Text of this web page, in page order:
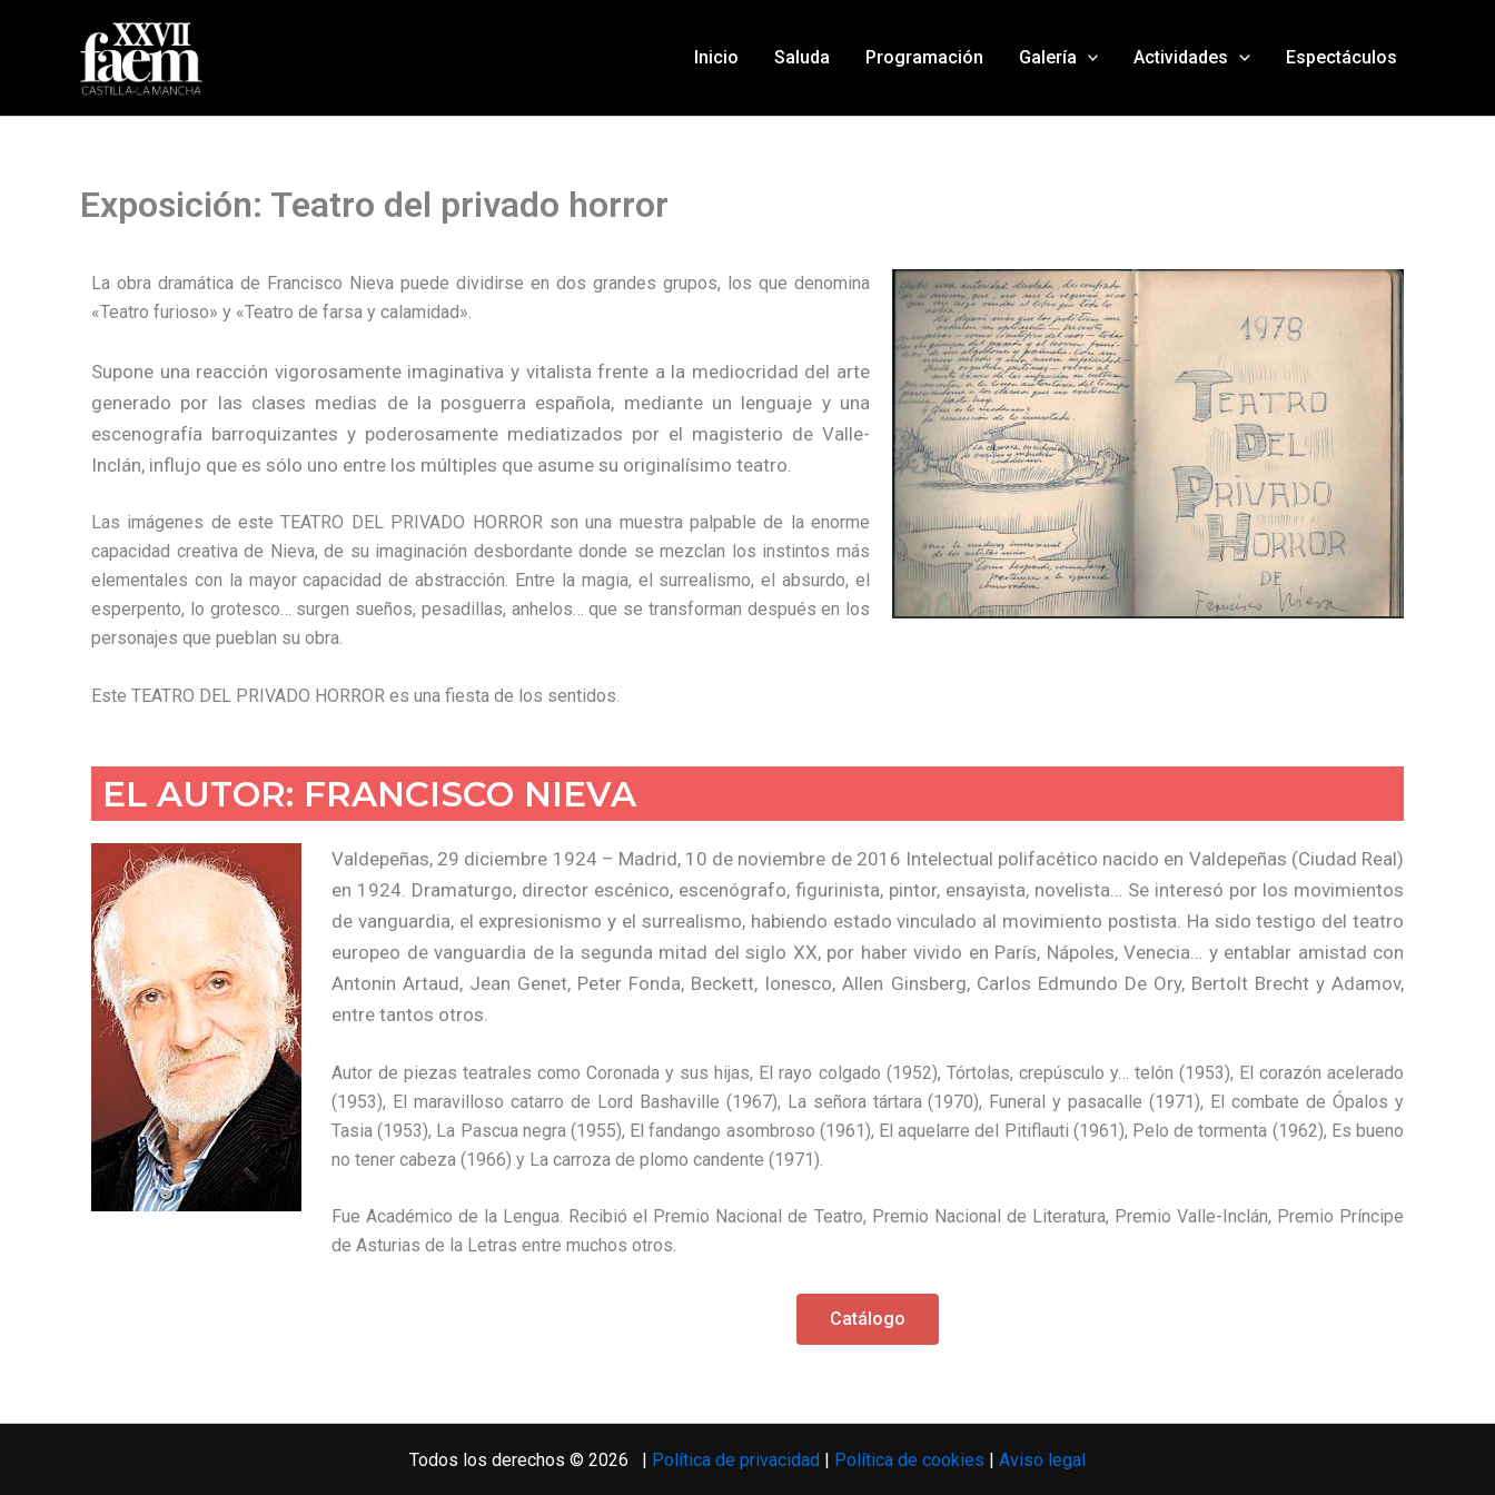
Inicio Saluda Programación Galería Actividades Espectáculos
Exposición: Teatro del privado horror
La obra dramática de Francisco Nieva puede dividirse en dos grandes grupos, los que denomina
«Teatro furioso» y «Teatro de farsa y calamidad».
Supone una reacción vigorosamente imaginativa y vitalista frente a la mediocridad del arte
generado por las clases medias de la posguerra española, mediante un lenguaje y una
escenografía barroquizantes y poderosamente mediatizados por el magisterio de Valle-
Inclán, influjo que es sólo uno entre los múltiples que asume su originalísimo teatro.
Las imágenes de este TEATRO DEL PRIVADO HORROR son una muestra palpable de la enorme
capacidad creativa de Nieva, de su imaginación desbordante donde se mezclan los instintos más
elementales con la mayor capacidad de abstracción. Entre la magia, el surrealismo, el absurdo, el
esperpento, lo grotesco… surgen sueños, pesadillas, anhelos… que se transforman después en los
personajes que pueblan su obra.
Este TEATRO DEL PRIVADO HORROR es una fiesta de los sentidos.
EL AUTOR: FRANCISCO NIEVA
Valdepeñas, 29 diciembre 1924 – Madrid, 10 de noviembre de 2016 Intelectual polifacético nacido en Valdepeñas (Ciudad Real)
en 1924. Dramaturgo, director escénico, escenógrafo, figurinista, pintor, ensayista, novelista… Se interesó por los movimientos
de vanguardia, el expresionismo y el surrealismo, habiendo estado vinculado al movimiento postista. Ha sido testigo del teatro
europeo de vanguardia de la segunda mitad del siglo XX, por haber vivido en París, Nápoles, Venecia… y entablar amistad con
Antonin Artaud, Jean Genet, Peter Fonda, Beckett, Ionesco, Allen Ginsberg, Carlos Edmundo De Ory, Bertolt Brecht y Adamov,
entre tantos otros.
Autor de piezas teatrales como Coronada y sus hijas, El rayo colgado (1952), Tórtolas, crepúsculo y… telón (1953), El corazón acelerado
(1953), El maravilloso catarro de Lord Bashaville (1967), La señora tártara (1970), Funeral y pasacalle (1971), El combate de Ópalos y
Tasia (1953), La Pascua negra (1955), El fandango asombroso (1961), El aquelarre del Pitiflauti (1961), Pelo de tormenta (1962), Es bueno
no tener cabeza (1966) y La carroza de plomo candente (1971).
Fue Académico de la Lengua. Recibió el Premio Nacional de Teatro, Premio Nacional de Literatura, Premio Valle-Inclán, Premio Príncipe
de Asturias de la Letras entre muchos otros.
Catálogo
Todos los derechos © 2026 | Política de privacidad | Política de cookies | Aviso legal